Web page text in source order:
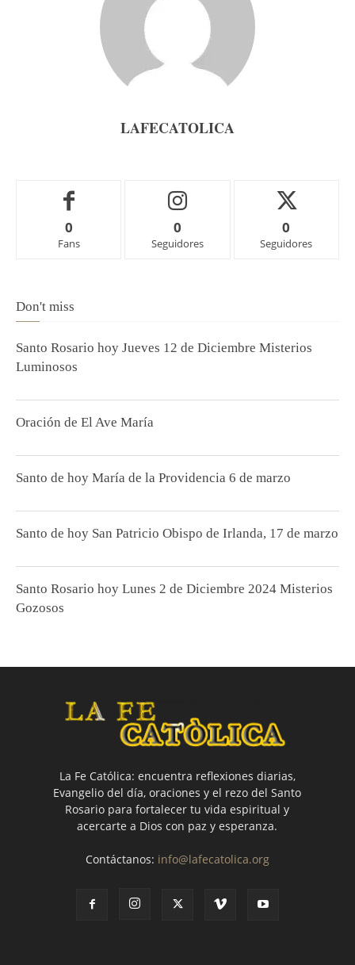
LAFECATOLICA
0
Fans
0
Seguidores
0
Seguidores
Don't miss
Santo Rosario hoy Jueves 12 de Diciembre Misterios
Luminosos
Oración de El Ave María
Santo de hoy María de la Providencia 6 de marzo
Santo de hoy San Patricio Obispo de Irlanda, 17 de marzo
Santo Rosario hoy Lunes 2 de Diciembre 2024 Misterios
Gozosos
La Fe Católica: encuentra reflexiones diarias,
Evangelio del día, oraciones y el rezo del Santo
Rosario para fortalecer tu vida espiritual y
acercarte a Dios con paz y esperanza.
Contáctanos: info@lafecatolica.org